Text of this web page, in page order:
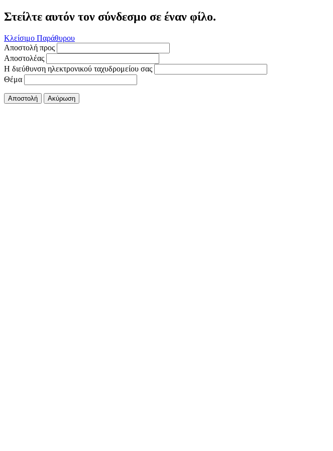
Στείλτε αυτόν τον σύνδεσμο σε έναν φίλο.
Κλείσιμο Παράθυρου
Αποστολή προς
Αποστολέας
Η διεύθυνση ηλεκτρονικού ταχυδρομείου σας
Θέμα
Αποστολή Ακύρωση